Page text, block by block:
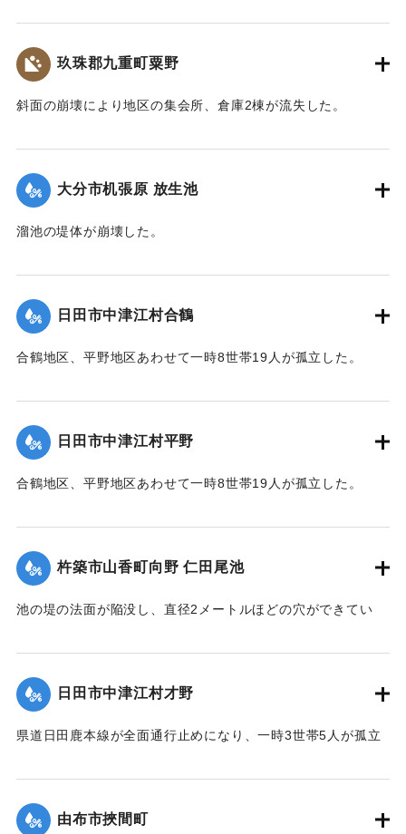
た。
｜固有コード:01215062
玖珠郡九重町粟野
斜面の崩壊により地区の集会所、倉庫2棟が流失した。
2020/7/6｜固有コード:01215063
大分市机張原 放生池
溜池の堤体が崩壊した。
2020/7/6｜固有コード:01215064
日田市中津江村合鶴
合鶴地区、平野地区あわせて一時8世帯19人が孤立した。
2020/7/6｜固有コード: 01215057
日田市中津江村平野
合鶴地区、平野地区あわせて一時8世帯19人が孤立した。
2020/7/6｜固有コード: 01215058
杵築市山香町向野 仁田尾池
池の堤の法面が陥没し、直径2メートルほどの穴ができてい
決壊の恐れがあるとして11日午後4時20分、平山区の7世帯20
人に避難勧告を出した。
【出典：NHKニュース】
日田市中津江村才野
県道日田鹿本線が全面通行止めになり、一時3世帯5人が孤立
（第 22 報）】
由布市挾間町